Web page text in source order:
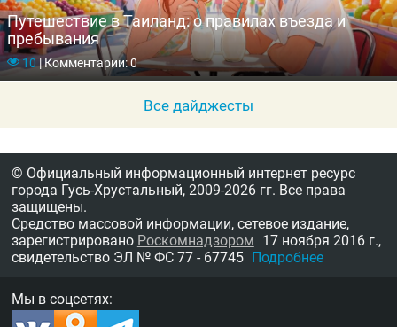
Путешествие в Таиланд: о правилах въезда и
пребывания
10|Комментарии: 0
Все дайджесты
© Официальный информационный интернет ресурс
города Гусь-Хрустальный, 2009-2026 гг. Все права
защищены.
Средство массовой информации, сетевое издание,
зарегистрировано Роскомнадзором 17 ноября 2016 г.,
свидетельство ЭЛ № ФС 77 - 67745 Подробнее
Мы в соцсетях: